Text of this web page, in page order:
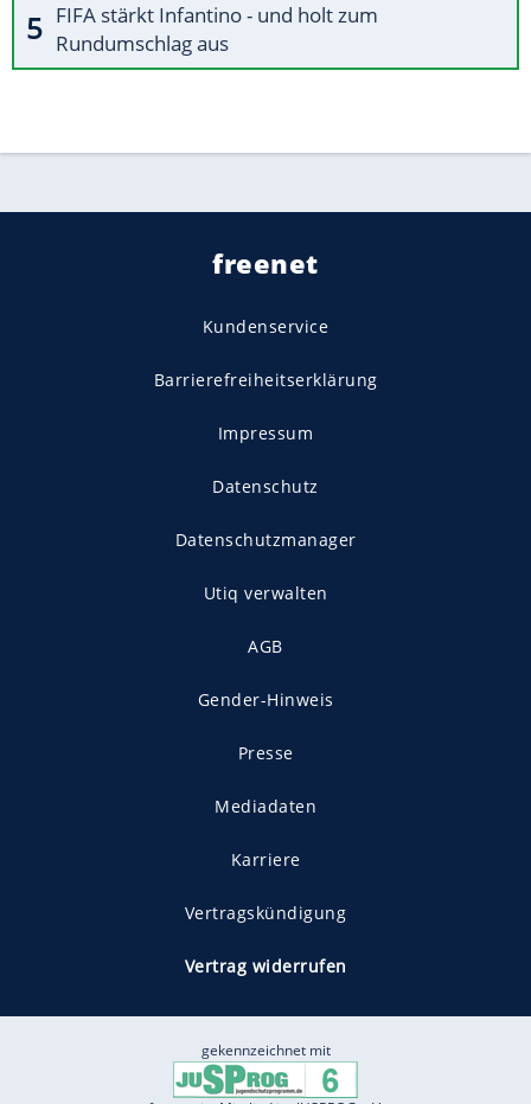
FIFA stärkt Infantino - und holt zum
Rundumschlag aus
freenet
Kundenservice
Barrierefreiheitserklärung
Impressum
Datenschutz
Datenschutzmanager
Utiq verwalten
AGB
Gender-Hinweis
Presse
Mediadaten
Karriere
Vertragskündigung
Vertrag widerrufen
gekennzeichnet mit